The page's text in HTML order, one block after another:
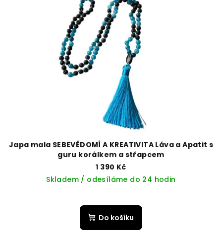
Japa mala SEBEVĚDOMÍ A KREATIVITA Láva a Apatit s
guru korálkem a střapcem
1 390 Kč
Skladem / odesíláme do 24 hodin
Do košíku